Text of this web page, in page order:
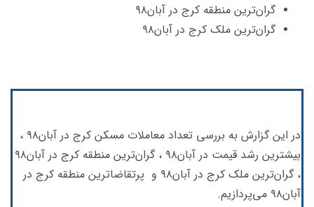
گران‌ترین منطقه کرج در آبان۹۸
گران‌ترین ملک کرج در آبان۹۸
در این گزارش به بررسی تعداد معاملات مسکن کرج در آبان۹۸ ،
بیشترین رشد قیمت در آبان۹۸ ، گران‌ترین منطقه کرج در آبان۹۸
، گران‌ترین ملک کرج در آبان۹۸ و
پرتقاضاترین منطقه کرج در
آبان۹۸ می‌پردازیم.